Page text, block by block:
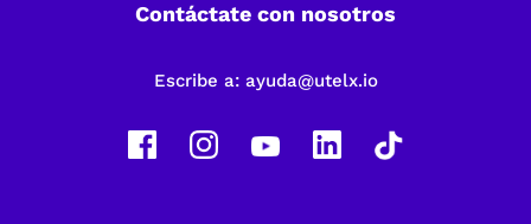
Contáctate con nosotros
Escribe a: ayuda@utelx.io